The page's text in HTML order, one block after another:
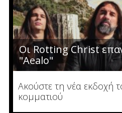
Οι Rotting Christ
"Aealo"
Ακούστε τη νέα εκδοχή
κομματιού